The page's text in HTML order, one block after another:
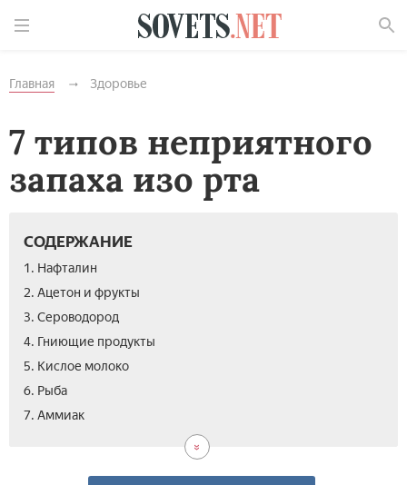
Главная Здоровье
7 типов неприятного
запаха изо рта
СОДЕРЖАНИЕ
1. Нафталин
2. Ацетон и фрукты
3. Сероводород
4. Гниющие продукты
5. Кислое молоко
6. Рыба
7. Аммиак